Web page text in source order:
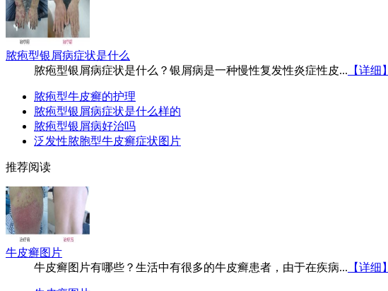
脓疱型银屑病症状是什么
脓疱型银屑病症状是什么？银屑病是一种慢性复发性炎症性皮... 【详细】
脓疱型牛皮癣的护理
脓疱型银屑病症状是什么样的
脓疱型银屑病好治吗
泛发性脓胞型牛皮癣症状图片
推荐阅读
牛皮癣图片
牛皮癣图片有哪些？生活中有很多的牛皮癣患者，由于在疾病... 【详细】